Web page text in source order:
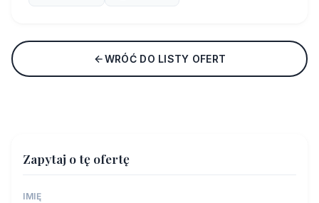
WRÓĆ DO LISTY OFERT
Zapytaj o tę ofertę
IMIĘ